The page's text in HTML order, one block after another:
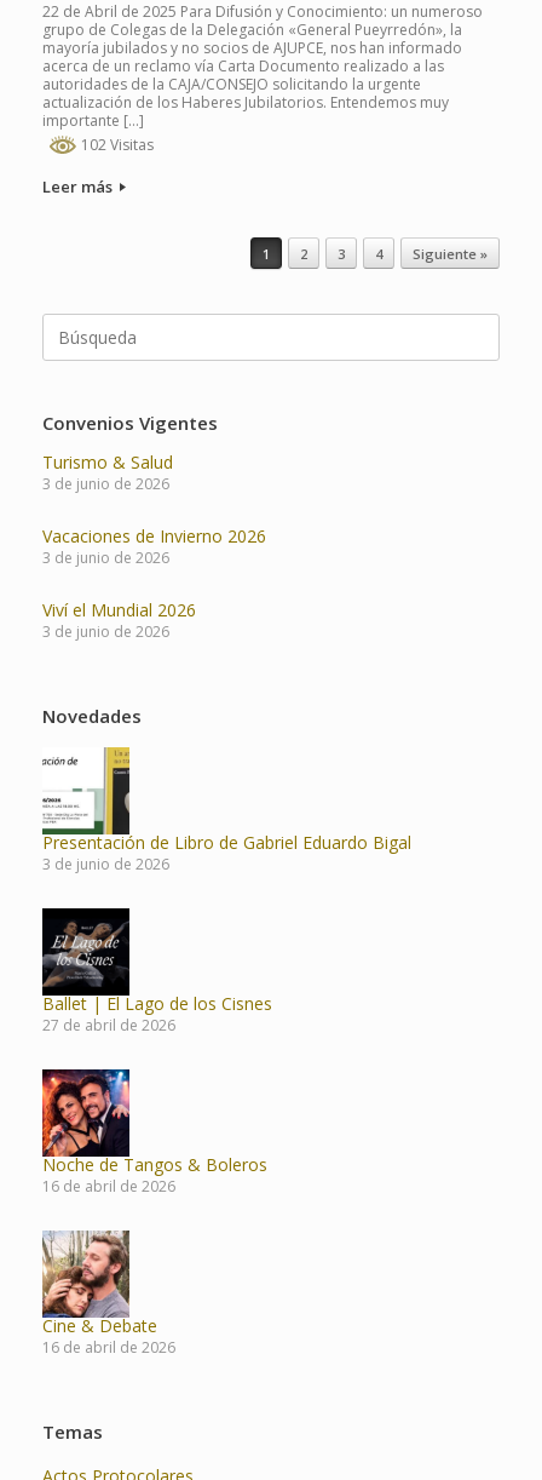
22 de Abril de 2025 Para Difusión y Conocimiento: un numeroso
grupo de Colegas de la Delegación «General Pueyrredón», la
mayoría jubilados y no socios de AJUPCE, nos han informado
acerca de un reclamo vía Carta Documento realizado a las
autoridades de la CAJA/CONSEJO solicitando la urgente
actualización de los Haberes Jubilatorios. Entendemos muy
importante […]
102 Visitas
Leer más
1 2 3 4 Siguiente »
Buscar:
Convenios Vigentes
Turismo & Salud
3 de junio de 2026
Vacaciones de Invierno 2026
3 de junio de 2026
Viví el Mundial 2026
3 de junio de 2026
Novedades
Presentación de Libro de Gabriel Eduardo Bigal
3 de junio de 2026
Ballet | El Lago de los Cisnes
27 de abril de 2026
Noche de Tangos & Boleros
16 de abril de 2026
Cine & Debate
16 de abril de 2026
Temas